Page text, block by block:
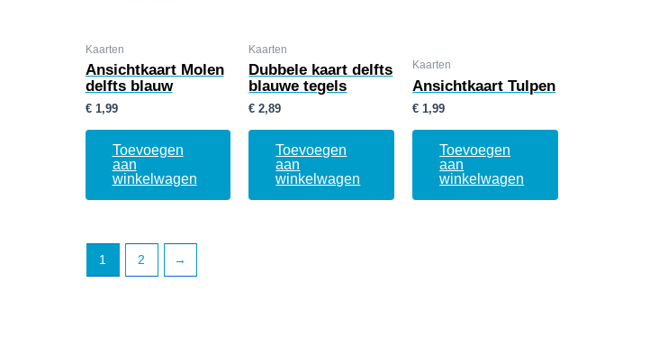
Kaarten
Ansichtkaart Molen
delfts blauw
€1,99
Toevoegen
aan
winkelwagen
Kaarten
Dubbele kaart delfts
blauwe tegels
€ 2,89
Toevoegen
aan
winkelwagen
Kaarten
Ansichtkaart Tulpen
€ 1,99
Toevoegen
aan
winkelwagen
1 2 →